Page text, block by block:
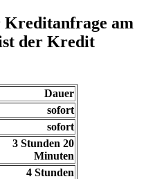
am
der Kredit
Dauer
sofort
sofort
3 Stunden 20
Minuten
4 Stunden